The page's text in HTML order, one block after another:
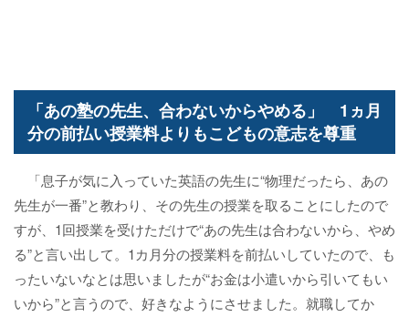
「あの塾の先生、合わないからやめる」 1ヵ月
分の前払い授業料よりもこどもの意志を尊重
「息子が気に入っていた英語の先生に“物理だったら、あの
先生が一番”と教わり、その先生の授業を取ることにしたので
すが、1回授業を受けただけで“あの先生は合わないから、やめ
る”と言い出して。1カ月分の授業料を前払いしていたので、も
ったいないなとは思いましたが“お金は小遣いから引いてもい
いから”と言うので、好きなようにさせました。就職してか